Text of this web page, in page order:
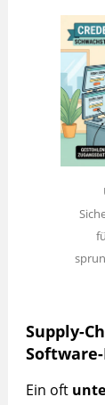
Supply-
Ein oft